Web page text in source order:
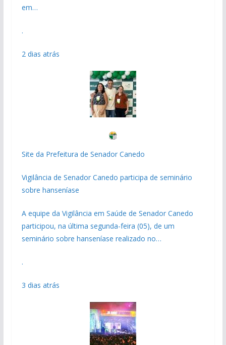
em…
.
2 dias atrás
Site da Prefeitura de Senador Canedo
Vigilância de Senador Canedo participa de seminário
sobre hanseníase
A equipe da Vigilância em Saúde de Senador Canedo
participou, na última segunda-feira (05), de um
seminário sobre hanseníase realizado no…
.
3 dias atrás